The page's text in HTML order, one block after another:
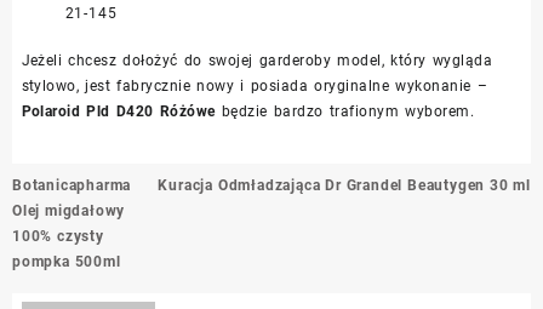
21-145
Jeżeli chcesz dołożyć do swojej garderoby model, który wygląda
stylowo, jest fabrycznie nowy i posiada oryginalne wykonanie –
Polaroid Pld D420 Różówebędzie bardzo trafionym wyborem.
Nawigacja
wpisu
Botanicapharma
Olej migdałowy
100% czysty
pompka 500ml
Kuracja Odmładzająca Dr Grandel Beautygen 30 ml